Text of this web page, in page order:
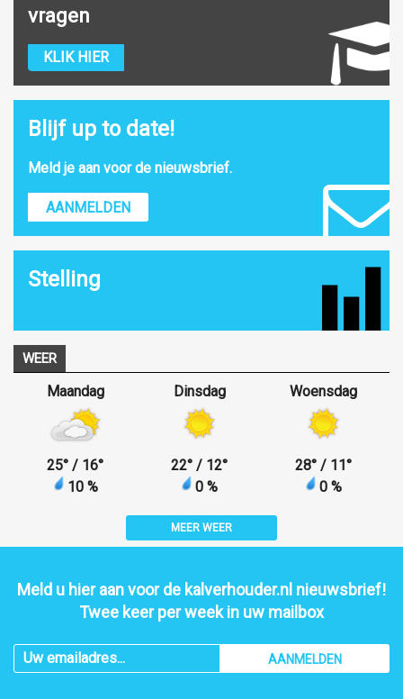
vragen
KLIK HIER
Blijf up to date!
Meld je aan voor de nieuwsbrief.
AANMELDEN
Stelling
WEER
Maandag
25° / 16°
10 %
Dinsdag
22° / 12°
0 %
Woensdag
28° / 11°
0 %
MEER WEER
Meld u hier aan voor de kalverhouder.nl nieuwsbrief!
Twee keer per week in uw mailbox
AANMELDEN